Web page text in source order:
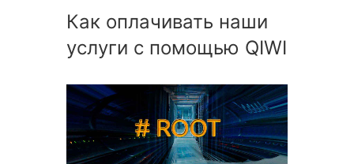
Как оплачивать наши
услуги с помощью QIWI